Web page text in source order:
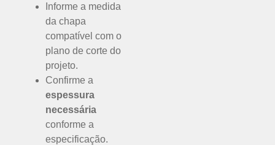
Informe a medida
da chapa
compatível com o
plano de corte do
projeto.
Confirme a
espessura
necessária
conforme a
especificação.